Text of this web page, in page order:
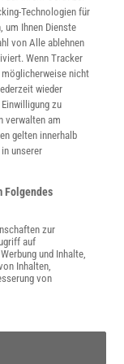
Technologien für
um Ihnen Dienste
von Alle ablehnen
Wenn Tracker
nicht
wieder
zu
verwalten am
gelten innerhalb
unserer
Folgendes
zur
auf
und Inhalte,
Inhalten,
von